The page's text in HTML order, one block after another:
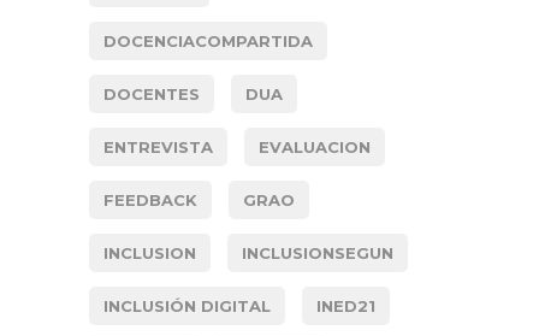
DOCENCIACOMPARTIDA
DOCENTES DUA
ENTREVISTA EVALUACION
FEEDBACK GRAO
INCLUSION INCLUSIONSEGUN
INCLUSIÓN DIGITAL INED21